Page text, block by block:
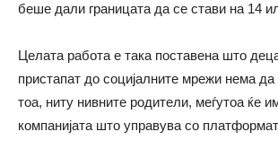
беше дали границата да се стави на 14
Целата работа е така поставена што
пристапат до социјалните мрежи нема да
тоа, ниту нивните родители, меѓутоа ќе
компанијата што управува со